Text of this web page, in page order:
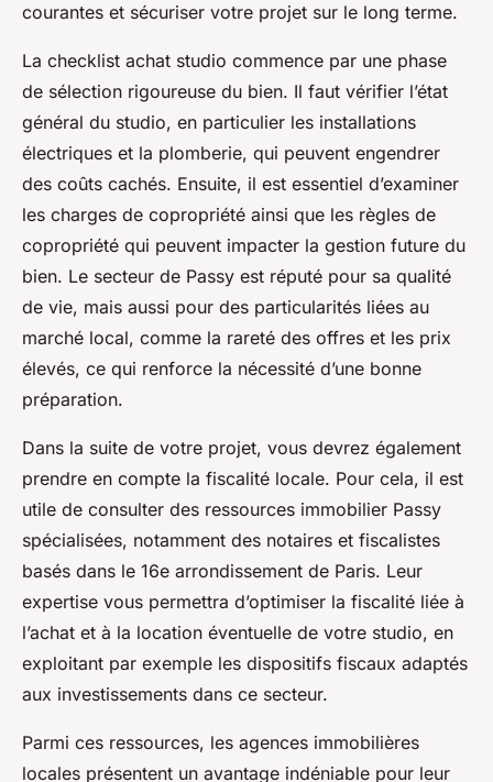
courantes et sécuriser votre projet sur le long terme.
La checklist achat studio commence par une phase
de sélection rigoureuse du bien. Il faut vérifier l’état
général du studio, en particulier les installations
électriques et la plomberie, qui peuvent engendrer
des coûts cachés. Ensuite, il est essentiel d’examiner
les charges de copropriété ainsi que les règles de
copropriété qui peuvent impacter la gestion future du
bien. Le secteur de Passy est réputé pour sa qualité
de vie, mais aussi pour des particularités liées au
marché local, comme la rareté des offres et les prix
élevés, ce qui renforce la nécessité d’une bonne
préparation.
Dans la suite de votre projet, vous devrez également
prendre en compte la fiscalité locale. Pour cela, il est
utile de consulter des ressources immobilier Passy
spécialisées, notamment des notaires et fiscalistes
basés dans le 16e arrondissement de Paris. Leur
expertise vous permettra d’optimiser la fiscalité liée à
l’achat et à la location éventuelle de votre studio, en
exploitant par exemple les dispositifs fiscaux adaptés
aux investissements dans ce secteur.
Parmi ces ressources, les agences immobilières
locales présentent un avantage indéniable pour leur